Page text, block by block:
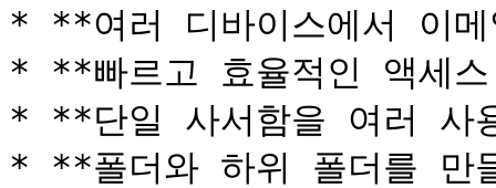
* **여러 디바이스에서 이
* **빠르고 효율적인 액세
* **단일 사서함을 여러 사
* **폴더와 하위 폴더를 만